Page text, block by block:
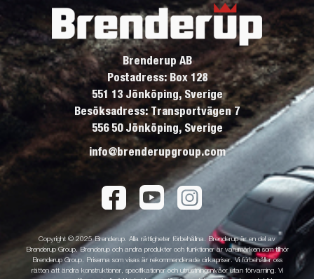
Brenderup AB
Postadress: Box 128
551 13 Jönköping, Sverige
Besöksadress: Transportvägen 7
556 50 Jönköping, Sverige
info@brenderupgroup.com
Copyright © 2025 Brenderup. Alla rättigheter förbehållna. Brenderup är en del av
Brenderup Group. Brenderup och andra produkter och funktioner är varumärken som tillhör
Brenderup Group. Priserna som visas är rekommenderade cirkapriser. Vi förbehåller oss
rätten att ändra konstruktioner, specifikationer och utrustningsnivåer utan förvarning. Vi